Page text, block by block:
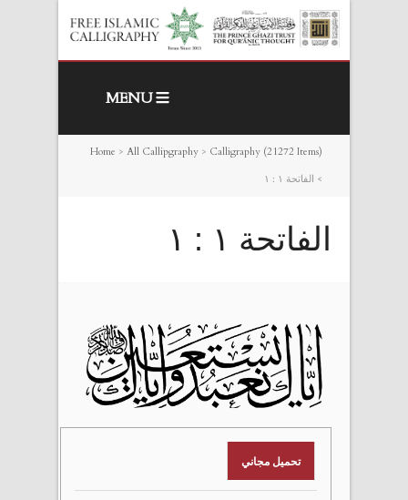
MENU
Home > All Callipgraphy > Calligraphy (21272 Items)
> الفاتحة ١ : ١
الفاتحة ١ : ١
تحميل مجاني